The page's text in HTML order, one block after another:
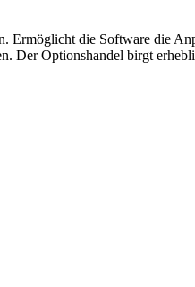
die Software die
Der Optionshandel birgt